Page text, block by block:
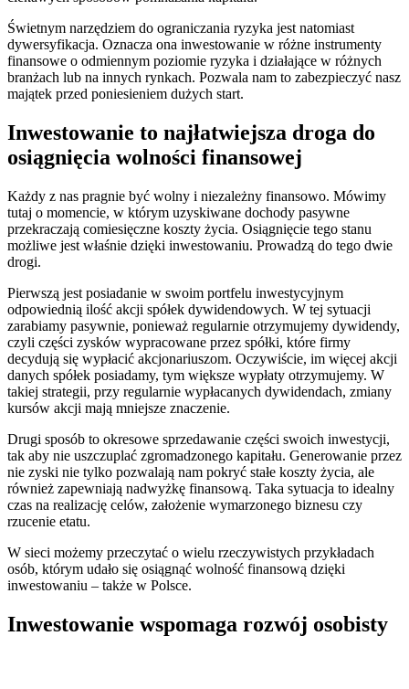
Świetnym narzędziem do ograniczania ryzyka jest natomiast
dywersyfikacja. Oznacza ona inwestowanie w różne instrumenty
finansowe o odmiennym poziomie ryzyka i działające w różnych
branżach lub na innych rynkach. Pozwala nam to zabezpieczyć nasz
majątek przed poniesieniem dużych start.
Inwestowanie to najłatwiejsza droga do
osiągnięcia wolności finansowej
Każdy z nas pragnie być wolny i niezależny finansowo. Mówimy
tutaj o momencie, w którym uzyskiwane dochody pasywne
przekraczają comiesięczne koszty życia. Osiągnięcie tego stanu
możliwe jest właśnie dzięki inwestowaniu. Prowadzą do tego dwie
drogi.
Pierwszą jest posiadanie w swoim portfelu inwestycyjnym
odpowiednią ilość akcji spółek dywidendowych. W tej sytuacji
zarabiamy pasywnie, ponieważ regularnie otrzymujemy dywidendy,
czyli części zysków wypracowane przez spółki, które firmy
decydują się wypłacić akcjonariuszom. Oczywiście, im więcej akcji
danych spółek posiadamy, tym większe wypłaty otrzymujemy. W
takiej strategii, przy regularnie wypłacanych dywidendach, zmiany
kursów akcji mają mniejsze znaczenie.
Drugi sposób to okresowe sprzedawanie części swoich inwestycji,
tak aby nie uszczuplać zgromadzonego kapitału. Generowanie przez
nie zyski nie tylko pozwalają nam pokryć stałe koszty życia, ale
również zapewniają nadwyżkę finansową. Taka sytuacja to idealny
czas na realizację celów, założenie wymarzonego biznesu czy
rzucenie etatu.
W sieci możemy przeczytać o wielu rzeczywistych przykładach
osób, którym udało się osiągnąć wolność finansową dzięki
inwestowaniu – także w Polsce.
Inwestowanie wspomaga rozwój osobisty